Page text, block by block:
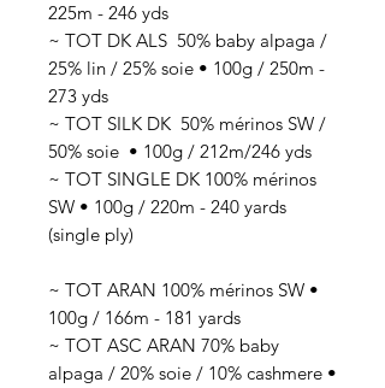
225m - 246 yds
~ TOT DK ALS 50% baby alpaga /
25% lin / 25% soie • 100g / 250m -
273 yds
~ TOT SILK DK 50% mérinos SW /
50% soie • 100g / 212m/246 yds
~ TOT SINGLE DK 100% mérinos
SW • 100g / 220m - 240 yards
(single ply)
~ TOT ARAN 100% mérinos SW •
100g / 166m - 181 yards
~ TOT ASC ARAN 70% baby
alpaga / 20% soie / 10% cashmere •